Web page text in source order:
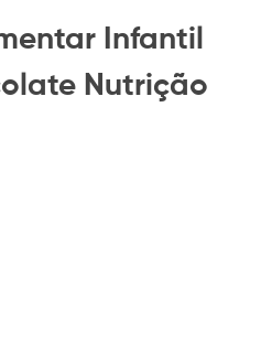
Infantil
Nutrição